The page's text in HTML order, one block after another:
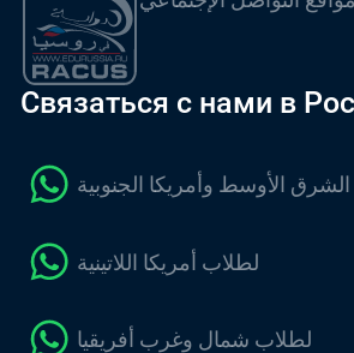
Связаться с нами в
الأوسط وأمريكا الجنوبية
لطلاب أمريكا اللاتينية
لطلاب شمال وغرب أفريقيا